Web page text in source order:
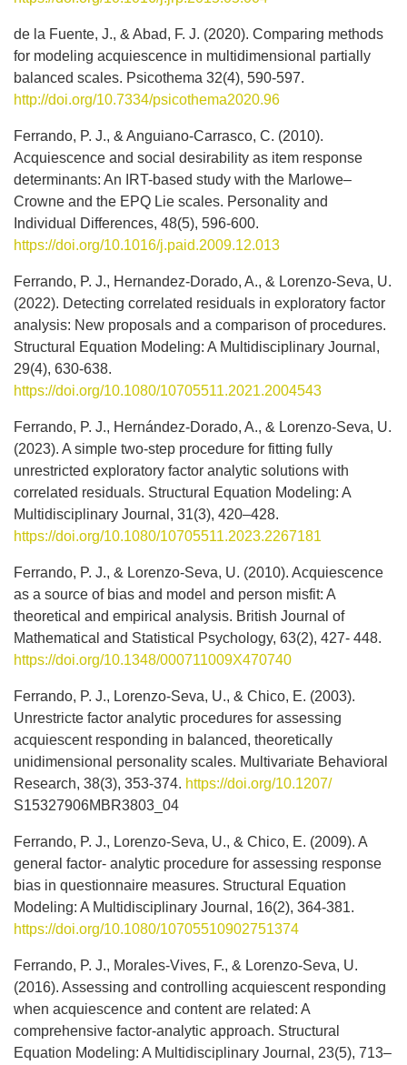
de la Fuente, J., & Abad, F. J. (2020). Comparing methods
for modeling acquiescence in multidimensional partially
balanced scales. Psicothema 32(4), 590-597.
http://doi.org/10.7334/psicothema2020.96
Ferrando, P. J., & Anguiano-Carrasco, C. (2010).
Acquiescence and social desirability as item response
determinants: An IRT-based study with the Marlowe–
Crowne and the EPQ Lie scales. Personality and
Individual Differences, 48(5), 596-600.
https://doi.org/10.1016/j.paid.2009.12.013
Ferrando, P. J., Hernandez-Dorado, A., & Lorenzo-Seva, U.
(2022). Detecting correlated residuals in exploratory factor
analysis: New proposals and a comparison of procedures.
Structural Equation Modeling: A Multidisciplinary Journal,
29(4), 630-638.
https://doi.org/10.1080/10705511.2021.2004543
Ferrando, P. J., Hernández-Dorado, A., & Lorenzo-Seva, U.
(2023). A simple two-step procedure for fitting fully
unrestricted exploratory factor analytic solutions with
correlated residuals. Structural Equation Modeling: A
Multidisciplinary Journal, 31(3), 420–428.
https://doi.org/10.1080/10705511.2023.2267181
Ferrando, P. J., & Lorenzo-Seva, U. (2010). Acquiescence
as a source of bias and model and person misfit: A
theoretical and empirical analysis. British Journal of
Mathematical and Statistical Psychology, 63(2), 427- 448.
https://doi.org/10.1348/000711009X470740
Ferrando, P. J., Lorenzo-Seva, U., & Chico, E. (2003).
Unrestricte factor analytic procedures for assessing
acquiescent responding in balanced, theoretically
unidimensional personality scales. Multivariate Behavioral
Research, 38(3), 353-374. https://doi.org/10.1207/
S15327906MBR3803_04
Ferrando, P. J., Lorenzo-Seva, U., & Chico, E. (2009). A
general factor- analytic procedure for assessing response
bias in questionnaire measures. Structural Equation
Modeling: A Multidisciplinary Journal, 16(2), 364-381.
https://doi.org/10.1080/10705510902751374
Ferrando, P. J., Morales-Vives, F., & Lorenzo-Seva, U.
(2016). Assessing and controlling acquiescent responding
when acquiescence and content are related: A
comprehensive factor-analytic approach. Structural
Equation Modeling: A Multidisciplinary Journal, 23(5), 713–